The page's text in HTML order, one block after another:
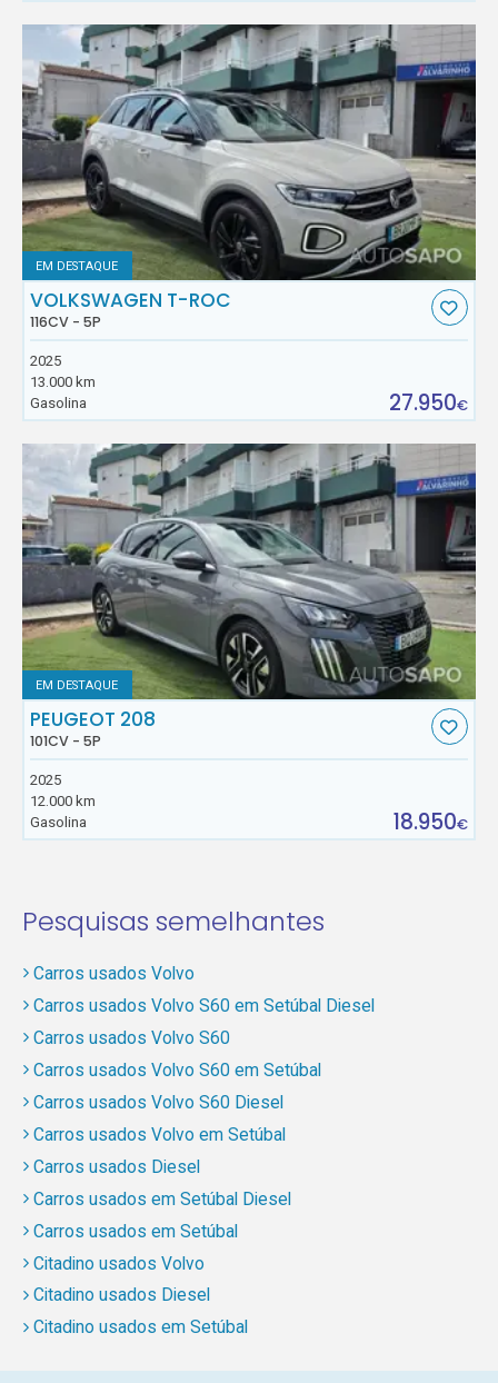
EM DESTAQUE
VOLKSWAGEN T-ROC
116CV - 5P
2025
13.000 km
Gasolina
27.950€
EM DESTAQUE
PEUGEOT 208
101CV - 5P
2025
12.000 km
Gasolina
18.950€
Pesquisas semelhantes
Carros usados Volvo
Carros usados Volvo S60 em Setúbal Diesel
Carros usados Volvo S60
Carros usados Volvo S60 em Setúbal
Carros usados Volvo S60 Diesel
Carros usados Volvo em Setúbal
Carros usados Diesel
Carros usados em Setúbal Diesel
Carros usados em Setúbal
Citadino usados Volvo
Citadino usados Diesel
Citadino usados em Setúbal